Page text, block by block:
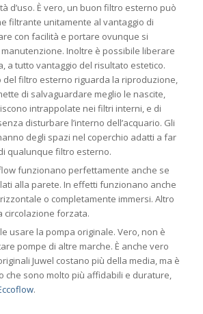
d’uso. È vero, un buon filtro esterno può
filtrante unitamente al vantaggio di
con facilità e portare ovunque si
Inoltre è possibile liberare
a tutto vantaggio del risultato estetico.
del filtro esterno riguarda la riproduzione,
di salvaguardare meglio le nascite,
intrappolate nei filtri interni, e di
disturbare l’interno dell’acquario. Gli
degli spazi nel coperchio adatti a far
qualunque filtro esterno.
funzionano perfettamente anche se
alla parete. In effetti funzionano anche
o completamente immersi. Altro
circolazione forzata.
usare la pompa originale. Vero, non è
pompe di altre marche. È anche vero
Juwel costano più della media, ma è
che sono molto più affidabili e durature,
.